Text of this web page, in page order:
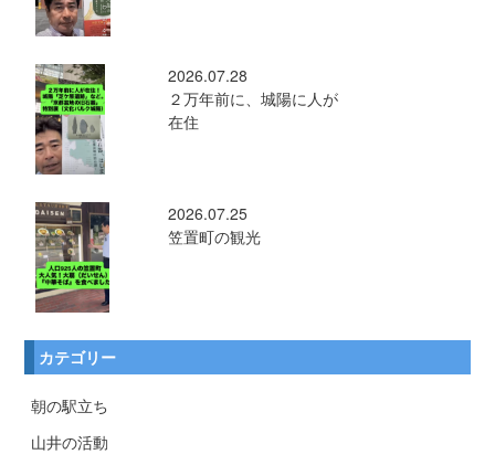
2026.07.28
２万年前に、城陽に人が
在住
2026.07.25
笠置町の観光
カテゴリー
朝の駅立ち
山井の活動